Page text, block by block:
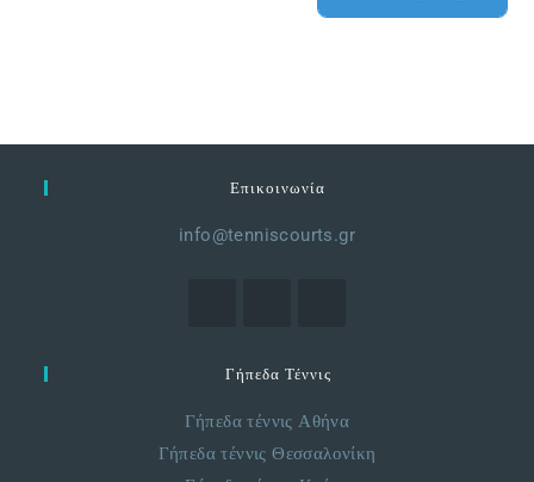
Επικοινωνία
info@tenniscourts.gr
Γήπεδα Τέννις
Γήπεδα τέννις Αθήνα
Γήπεδα τέννις Θεσσαλονίκη